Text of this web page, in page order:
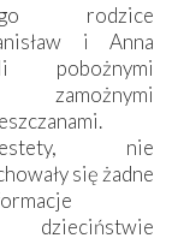
rodzice
i Anna
pobożnymi
nie
się żadne